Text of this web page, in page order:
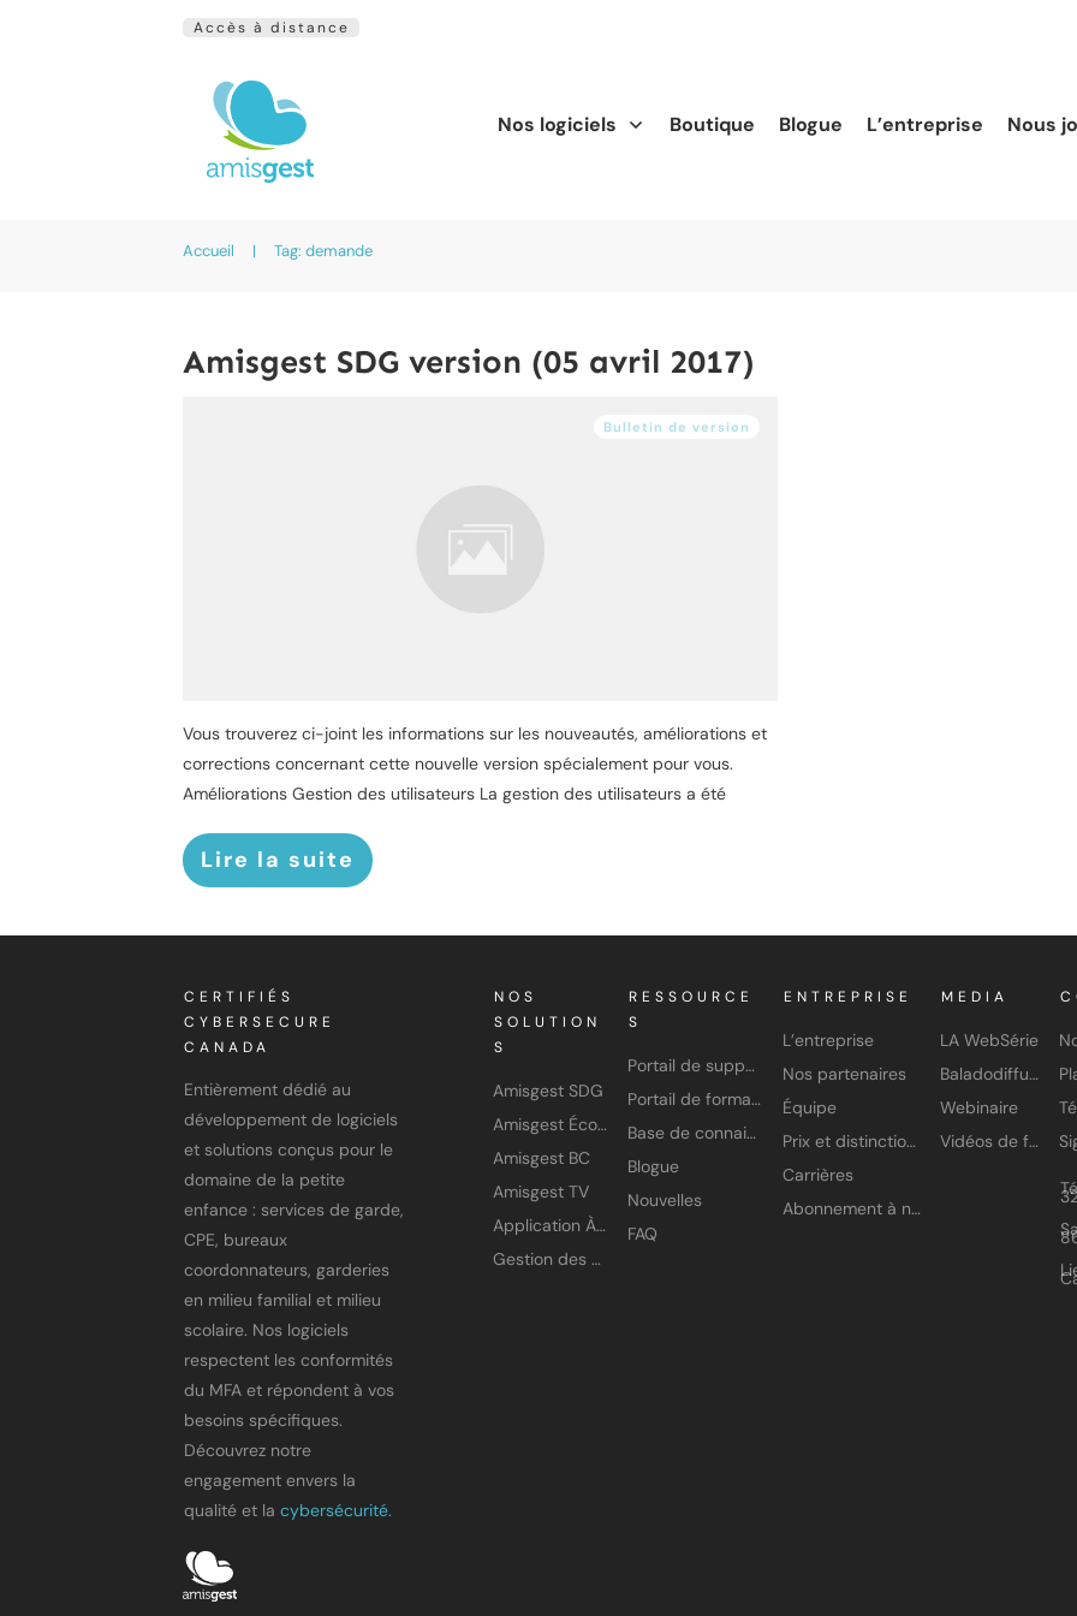
Accès à distance
Nos logiciels Boutique Blogue L’entreprise Nous
Accueil | Tag: demande
Amisgest SDG version (05 avril 2017)
Bulletin de version
Vous trouverez ci-joint les informations sur les nouveautés, améliorations et
corrections concernant cette nouvelle version spécialement pour vous.
Améliorations Gestion des utilisateurs La gestion des utilisateurs a été
Lire la suite
CERTIFIÉS
CYBERSECURE
CANADA
Entièrement dédié au
développement de logiciels
et solutions conçus pour le
domaine de la petite
enfance : services de garde,
CPE, bureaux
coordonnateurs, garderies
en milieu familial et milieu
scolaire. Nos logiciels
respectent les conformités
du MFA et répondent à vos
besoins spécifiques.
Découvrez notre
engagement envers la
qualité et la cybersécurité.
NOS
SOLUTION
S
Amisgest SDG
Amisgest École
Amisgest BC
Amisgest TV
Application À petits pas
Gestion des accès
RESSOURCE
S
Portail de support
Portail de formation
Base de connaissances
Blogue
Nouvelles
FAQ
ENTREPRISE
L’entreprise
Nos partenaires
Équipe
Prix et distinctions
Carrières
Abonnement à nos infolettres
MEDIA
LA WebSérie
Baladodiffusion
Webinaire
Vidéos de formation